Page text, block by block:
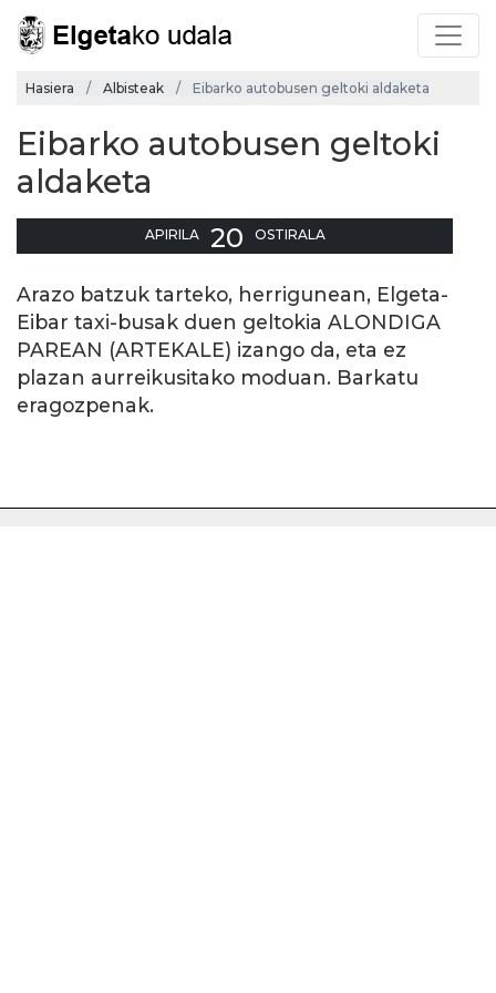
Hasiera Albisteak Eibarko autobusen geltoki aldaketa
Eibarko autobusen geltoki
aldaketa
APIRILA 20 OSTIRALA
Arazo batzuk tarteko, herrigunean, Elgeta-
Eibar taxi-busak duen geltokia ALONDIGA
PAREAN (ARTEKALE) izango da, eta ez
plazan aurreikusitako moduan. Barkatu
eragozpenak.